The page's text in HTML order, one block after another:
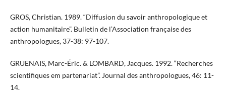
GROS, Christian. 1989. “Diffusion du savoir anthropologique et
action humanitaire”. Bulletin de l’Association française des
anthropologues, 37-38: 97-107.
GRUENAIS, Marc-Éric. & LOMBARD, Jacques. 1992. “Recherches
scientifiques em partenariat”. Journal des anthropologues, 46: 11-
14.